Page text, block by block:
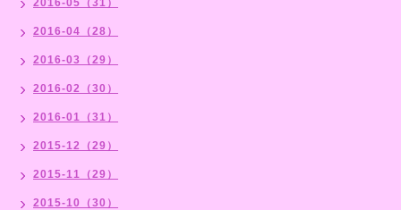
2016-04（28）
2016-03（29）
2016-02（30）
2016-01（31）
2015-12（29）
2015-11（29）
2015-10（30）